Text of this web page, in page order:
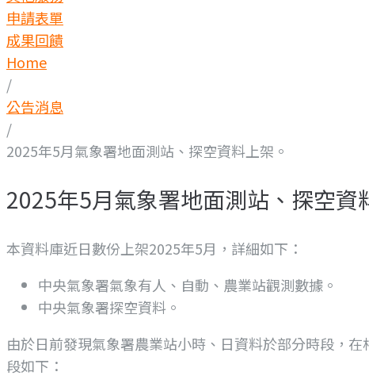
申請表單
成果回饋
Home
/
公告消息
/
2025年5月氣象署地面測站、探空資料上架。
2025年5月氣象署地面測站、探空資
本資料庫近日數份上架2025年5月，詳細如下：
中央氣象署氣象有人、自動、農業站觀測數據。
中央氣象署探空資料。
由於日前發現氣象署農業站小時、日資料於部分時段，
段如下：